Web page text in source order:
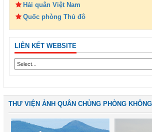
Hải quân Việt Nam
Quốc phòng Thủ đô
LIÊN KẾT WEBSITE
THƯ VIỆN ẢNH QUÂN CHỦNG PHÒNG